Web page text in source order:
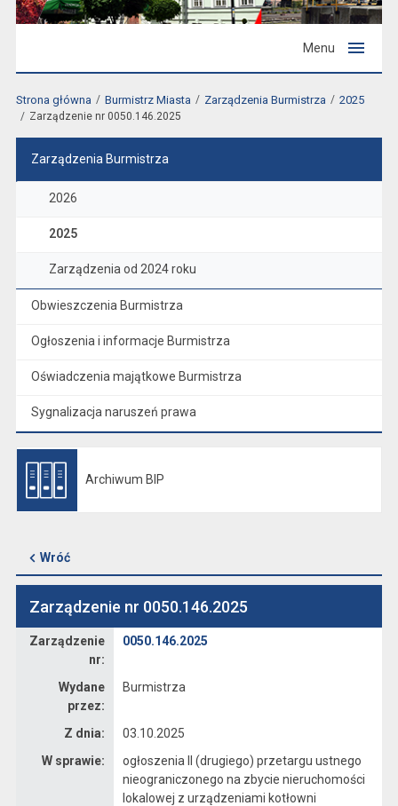
Menu
Strona główna Burmistrz Miasta Zarządzenia Burmistrza 2025
Zarządzenie nr 0050.146.2025
Zarządzenia Burmistrza
2026
2025
Zarządzenia od 2024 roku
Obwieszczenia Burmistrza
Ogłoszenia i informacje Burmistrza
Oświadczenia majątkowe Burmistrza
Sygnalizacja naruszeń prawa
Archiwum BIP
Wróć
Zarządzenie nr 0050.146.2025
Zarządzenie
nr:
0050.146.2025
Wydane
przez:
Burmistrza
Z dnia:
03.10.2025
W sprawie:
ogłoszenia II (drugiego) przetargu ustnego
nieograniczonego na zbycie nieruchomości
lokalowej z urządzeniami kotłowni